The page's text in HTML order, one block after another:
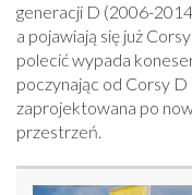
generacji D (2006-
a pojawiają się już
polecić wypada
poczynając od Corsy D
zaprojektowana po
przestrzeń.